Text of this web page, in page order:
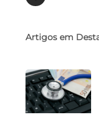
Artigos em